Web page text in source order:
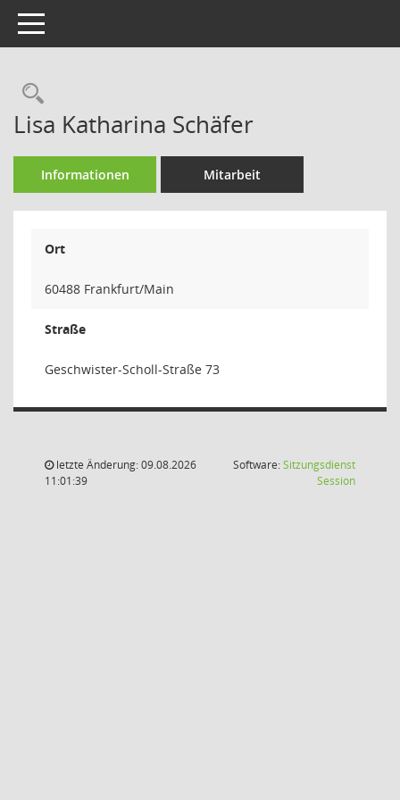
Toggle navigation
Rechercheauswahl
Lisa Katharina Schäfer
Informationen Mitarbeit
Ort
60488 Frankfurt/Main
Straße
Geschwister-Scholl-Straße 73
letzte Änderung: 09.08.2026
11:01:39
Software:Sitzungsdienst
Session(Wird in